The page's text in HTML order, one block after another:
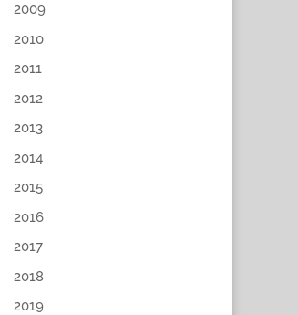
2009
2010
2011
2012
2013
2014
2015
2016
2017
2018
2019